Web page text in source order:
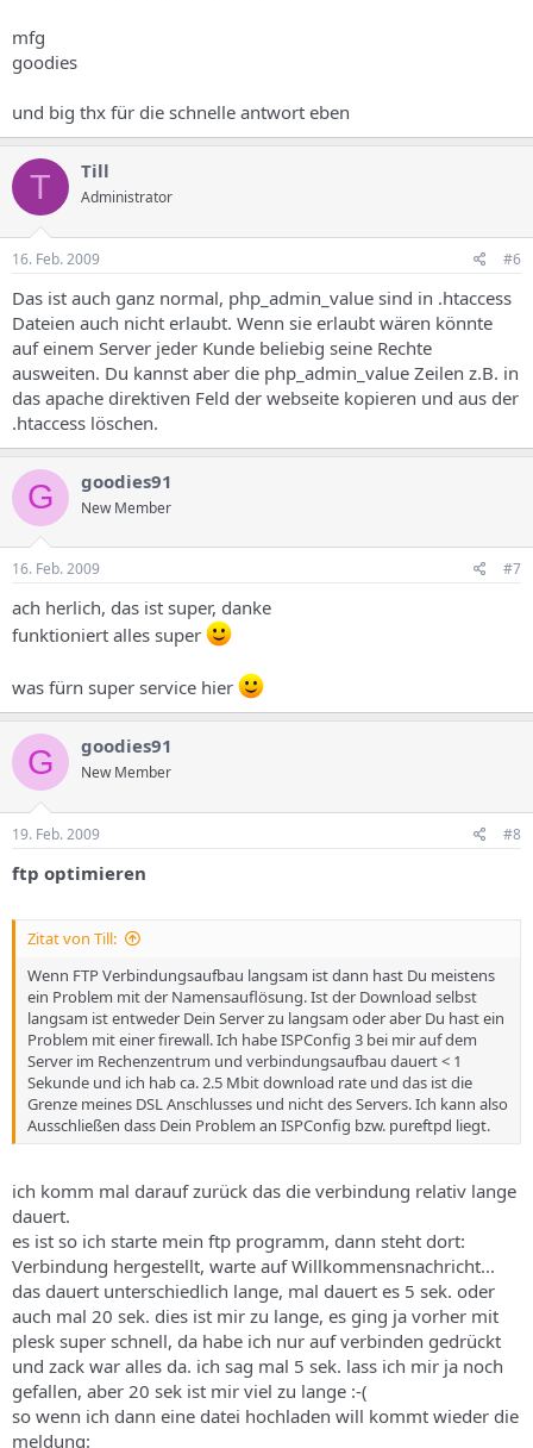
mfg
goodies
und big thx für die schnelle antwort eben
T Till
Administrator
16. Feb. 2009 #6
Das ist auch ganz normal, php_admin_value sind in .htaccess
Dateien auch nicht erlaubt. Wenn sie erlaubt wären könnte
auf einem Server jeder Kunde beliebig seine Rechte
ausweiten. Du kannst aber die php_admin_value Zeilen z.B. in
das apache direktiven Feld der webseite kopieren und aus der
.htaccess löschen.
G goodies91
New Member
16. Feb. 2009 #7
ach herlich, das ist super, danke
funktioniert alles super
was fürn super service hier
G goodies91
New Member
19. Feb. 2009 #8
ftp optimieren
Zitat von Till:
Wenn FTP Verbindungsaufbau langsam ist dann hast Du meistens
ein Problem mit der Namensauflösung. Ist der Download selbst
langsam ist entweder Dein Server zu langsam oder aber Du hast ein
Problem mit einer firewall. Ich habe ISPConfig 3 bei mir auf dem
Server im Rechenzentrum und verbindungsaufbau dauert < 1
Sekunde und ich hab ca. 2.5 Mbit download rate und das ist die
Grenze meines DSL Anschlusses und nicht des Servers. Ich kann also
Ausschließen dass Dein Problem an ISPConfig bzw. pureftpd liegt.
ich komm mal darauf zurück das die verbindung relativ lange
dauert.
es ist so ich starte mein ftp programm, dann steht dort:
Verbindung hergestellt, warte auf Willkommensnachricht...
das dauert unterschiedlich lange, mal dauert es 5 sek. oder
auch mal 20 sek. dies ist mir zu lange, es ging ja vorher mit
plesk super schnell, da habe ich nur auf verbinden gedrückt
und zack war alles da. ich sag mal 5 sek. lass ich mir ja noch
gefallen, aber 20 sek ist mir viel zu lange :-(
so wenn ich dann eine datei hochladen will kommt wieder die
meldung: